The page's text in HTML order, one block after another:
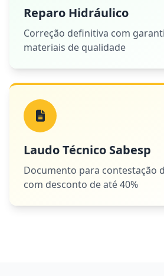
Reparo Hidráulico
Correção definitiva com
materiais de qualidade
Laudo Técnico Sabesp
Documento para contestação
com desconto de até 40%